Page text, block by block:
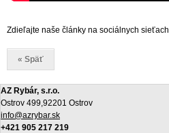
Zdieľajte naše články na sociálnych sieťach
« Späť
AZ Rybár, s.r.o.
Ostrov 499,92201 Ostrov
info@azrybar.sk
+421 905 217 219